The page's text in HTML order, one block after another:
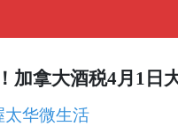
加拿大酒税4月1日
太华微生活